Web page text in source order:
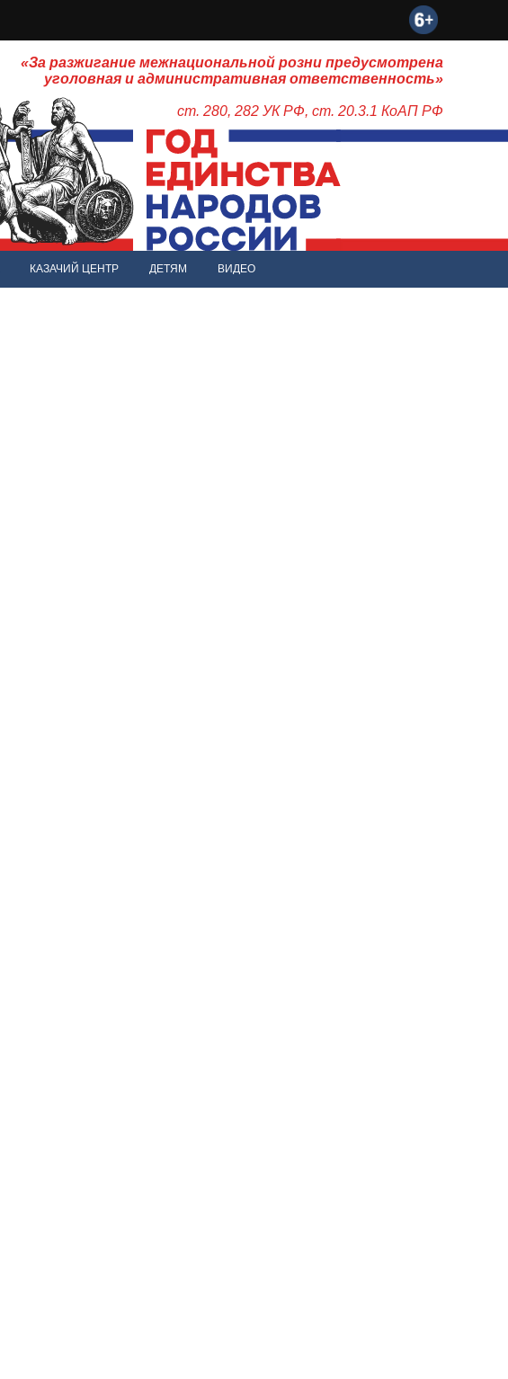
«За разжигание межнациональной розни предусмотрена
уголовная и административная ответственность»
ст. 280, 282 УК РФ, ст. 20.3.1 КоАП РФ
КАЗАЧИЙ ЦЕНТР ДЕТЯМ ВИДЕО